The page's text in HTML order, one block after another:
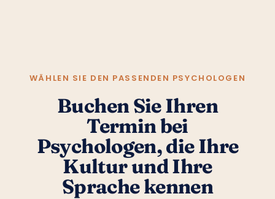
WÄHLEN SIE DEN PASSENDEN PSYCHOLOGEN
Buchen Sie Ihren
Termin bei
Psychologen, die Ihre
Kultur und Ihre
Sprache kennen